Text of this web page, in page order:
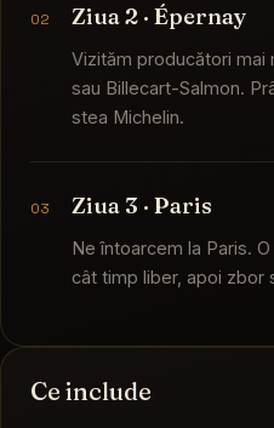
02 Ziua 2 · Épernay
Vizităm producători mai
sau Billecart-Salmon.
stea Michelin.
03 Ziua 3 · Paris
Ne întoarcem la Paris.
cât timp liber, apoi zbor
Ce include